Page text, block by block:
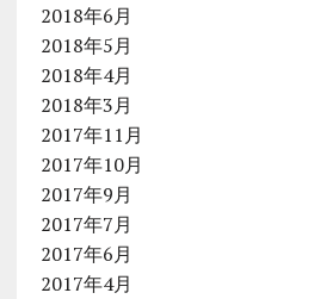
2018年6月
2018年5月
2018年4月
2018年3月
2017年11月
2017年10月
2017年9月
2017年7月
2017年6月
2017年4月